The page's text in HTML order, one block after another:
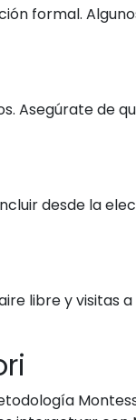
formal.
Asegúrate de
desde la
libre y visitas